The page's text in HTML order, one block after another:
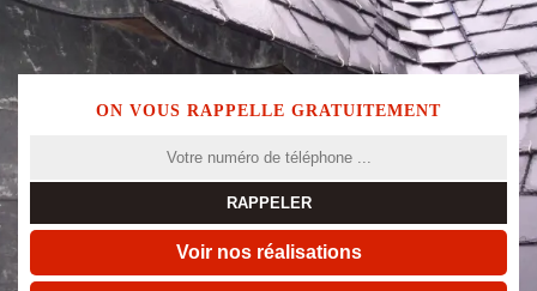
ON VOUS RAPPELLE GRATUITEMENT
Voir nos réalisations